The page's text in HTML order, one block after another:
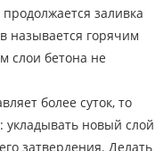
заливка
называется горячим
слои бетона не
более суток, то
новый слой
затвердения. Делать